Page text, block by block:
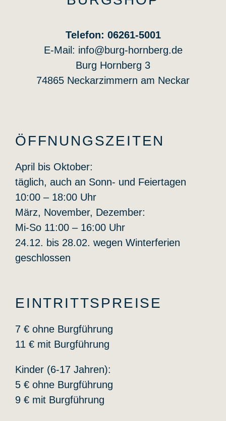
Telefon: 06261-5001
E-Mail: info@burg-hornberg.de
Burg Hornberg 3
74865 Neckarzimmern am Neckar
ÖFFNUNGSZEITEN
April bis Oktober:
täglich, auch an Sonn- und Feiertagen
10:00 – 18:00 Uhr
März, November, Dezember:
Mi-So 11:00 – 16:00 Uhr
24.12. bis 28.02. wegen Winterferien
geschlossen
EINTRITTSPREISE
7 € ohne Burgführung
11 € mit Burgführung
Kinder (6-17 Jahren):
5 € ohne Burgführung
9 € mit Burgführung